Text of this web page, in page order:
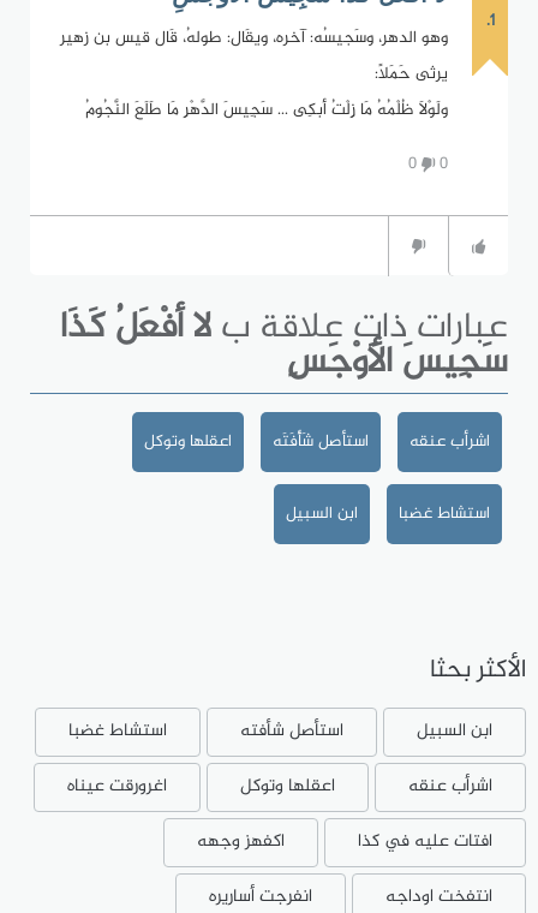
1.
وهو الدهر، وسَجيسُه: آخره، ويقَال: طولهُ، قَال قيس بن زهير
يرثى حَمَلاً:
ولَوْلاَ ظُلْمُهُ مَا زِلْتُ أبكِى ... سَجِيسَ الدَّهْرِ مَا طَلَعَ النَّجُومُ
0
0
عبارات ذات علاقة بلا أفْعَلُ كَذَا
سَجِيسَ الأَوْجَسِ
اشرأب عنقه استأصل شَأْفَتَه اعقلها وتوكل
استشاط غضبا ابن السبيل
الأكثر بحثا
ابن السبيل استأصل شأفته
استشاط غضبا
اشرأب عنقه
اعقلها وتوكل
اغرورقت عيناه
افتات عليه في كذا
اكفهز وجهه
انتفخت اوداجه
انفرجت أساريره